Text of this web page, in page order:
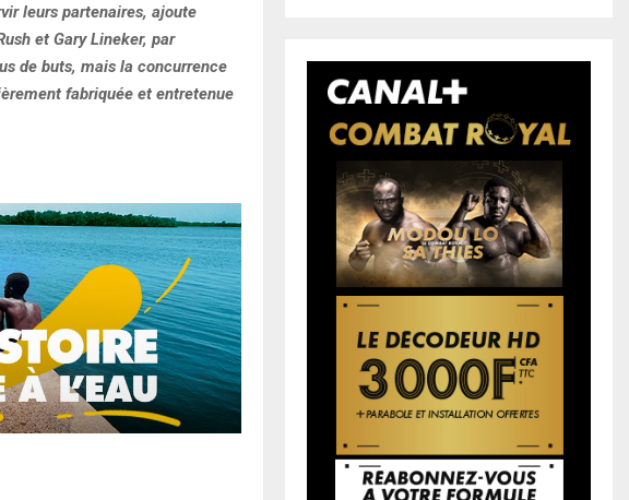
leurs partenaires, ajoute
et Gary Lineker, par
de buts, mais la concurrence
fabriquée et entretenue